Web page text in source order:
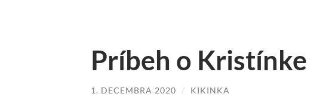
Príbeh o Kristínke
1. DECEMBRA 2020 / KIKINKA